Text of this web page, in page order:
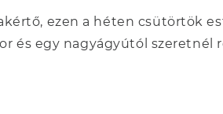
ezen a héten csütörtök
és egy nagyágyútól szeretnél